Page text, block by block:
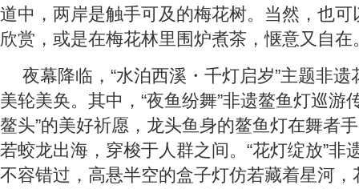
道中，两岸是触手可及的梅花树。当然，也
欣赏，或是在梅花林里围炉煮茶，惬意又自在
夜幕降临，“水泊西溪・千灯启岁”主题非
美轮美奂。其中，“夜鱼纷舞”非遗鳌鱼灯巡游
鳌头”的美好祈愿，龙头鱼身的鳌鱼灯在舞者
若蛟龙出海，穿梭于人群之间。“花灯绽放”非
不容错过，高悬半空的盒子灯仿若藏着星河